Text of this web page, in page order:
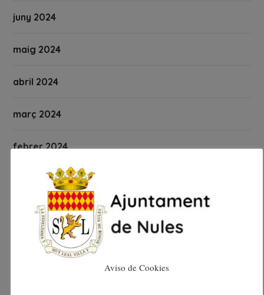
juny 2024
maig 2024
abril 2024
març 2024
febrer 2024
gener 2024
desembre 2023
novembre 2023
Aviso de Cookies